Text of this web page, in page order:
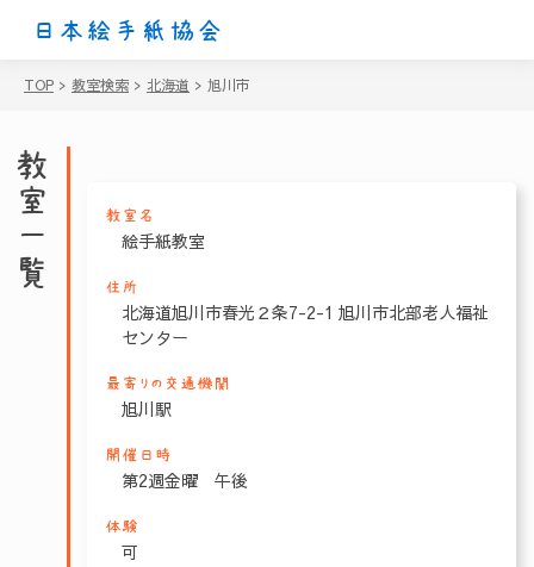
日本絵手紙協会
TOP > 教室検索 > 北海道 > 旭川市
教室一覧 教室名
絵手紙教室
住所
北海道旭川市春光２条7-2-1 旭川市北部老人福祉
センター
最寄りの交通機関
旭川駅
開催日時
第2週金曜 午後
体験
可